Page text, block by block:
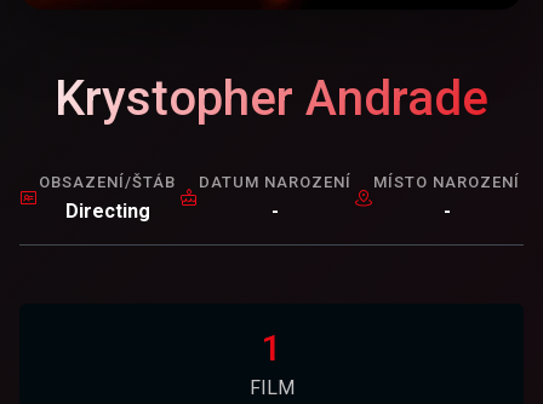
Krystopher Andrade
OBSAZENÍ/ŠTÁB
Directing
DATUM NAROZENÍ
-
MÍSTO NAROZENÍ
-
1
FILM